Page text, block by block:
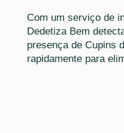
Com um serviço de
Dedetiza Bem
presença de Cupins
rapidamente para